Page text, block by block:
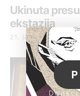
Ukinuta
ekstazija
21. januar 2022.